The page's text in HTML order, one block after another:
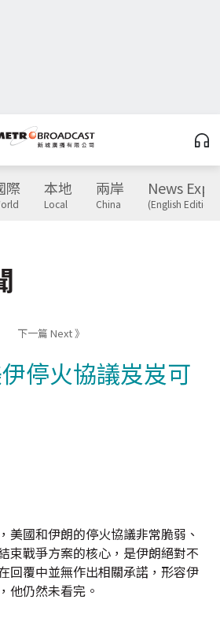
際 本地
Local
兩岸
China
News
(English Edition)
下一篇 Next 》
停火協議岌岌可
美國和伊朗的停火協議非常脆弱、
束戰爭方案的核心，是伊朗絕對不
回覆中並無作出相關承諾，形容伊
他仍然未看完。